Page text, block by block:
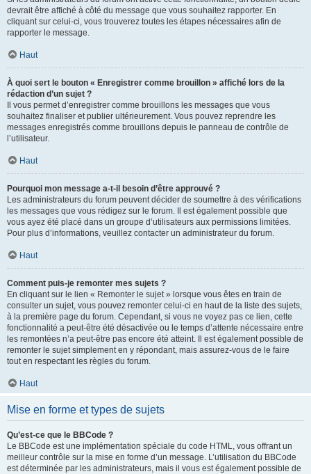
devrait être affiché à côté du message que vous souhaitez rapporter. En
cliquant sur celui-ci, vous trouverez toutes les étapes nécessaires afin de
rapporter le message.
Haut
À quoi sert le bouton « Enregistrer comme brouillon » affiché lors de la
rédaction d’un sujet ?
Il vous permet d’enregistrer comme brouillons les messages que vous
souhaitez finaliser et publier ultérieurement. Vous pouvez reprendre les
messages enregistrés comme brouillons depuis le panneau de contrôle de
l’utilisateur.
Haut
Pourquoi mon message a-t-il besoin d’être approuvé ?
Les administrateurs du forum peuvent décider de soumettre à des vérifications
les messages que vous rédigez sur le forum. Il est également possible que
vous ayez été placé dans un groupe d’utilisateurs aux permissions limitées.
Pour plus d’informations, veuillez contacter un administrateur du forum.
Haut
Comment puis-je remonter mes sujets ?
En cliquant sur le lien « Remonter le sujet » lorsque vous êtes en train de
consulter un sujet, vous pouvez remonter celui-ci en haut de la liste des sujets,
à la première page du forum. Cependant, si vous ne voyez pas ce lien, cette
fonctionnalité a peut-être été désactivée ou le temps d’attente nécessaire entre
les remontées n’a peut-être pas encore été atteint. Il est également possible de
remonter le sujet simplement en y répondant, mais assurez-vous de le faire
tout en respectant les règles du forum.
Haut
Mise en forme et types de sujets
Qu’est-ce que le BBCode ?
Le BBCode est une implémentation spéciale du code HTML, vous offrant un
meilleur contrôle sur la mise en forme d’un message. L’utilisation du BBCode
est déterminée par les administrateurs, mais il vous est également possible de